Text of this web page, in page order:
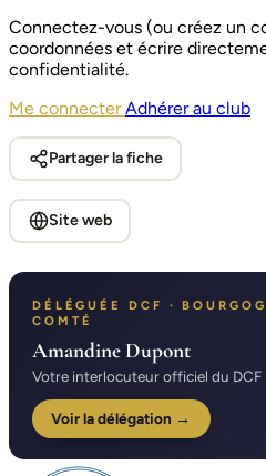
Connectez-vous (ou créez un
coordonnées et écrire
confidentialité.
Me connecterAdhérer au club
Partager la fiche
Site web
DÉLÉGUÉE DCF ·
COMTÉ
Amandine Dupont
Votre interlocuteur officiel du DCF
Voir la délégation →